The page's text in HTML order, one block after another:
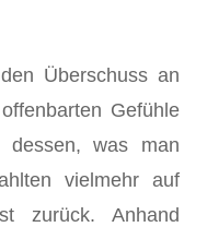
Überschuss an
Gefühle
dessen, was man
vielmehr auf
zurück. Anhand